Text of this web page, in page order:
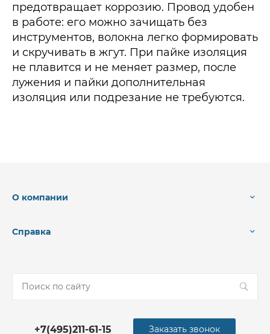
предотвращает коррозию. Провод удобен
в работе: его можно зачищать без
инструментов, волокна легко формировать
и скручивать в жгут. При пайке изоляция
не плавится и не меняет размер, после
лужения и пайки дополнительная
изоляция или подрезание не требуются.
О компании
Справка
+7(495)211-61-15 Заказать звонок